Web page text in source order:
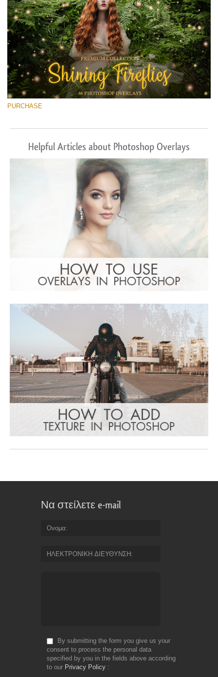
PURCHASE
Helpful Articles about Photoshop Overlays
Να στείλετε e-mail
Ονομα
ΗΛΕΚΤΡΟΝΙΚΗ ΔΙΕΥΘΥΝΣΗ
By submitting the form you give us your
consent to process the personal data
specified by you in the fields above according
to our Privacy Policy